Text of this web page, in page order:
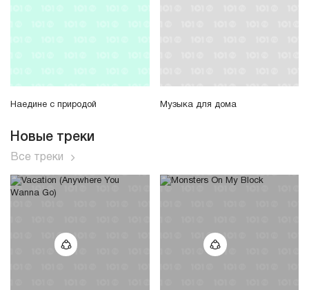
Наедине с природой Музыка для дома
Новые треки
Все треки